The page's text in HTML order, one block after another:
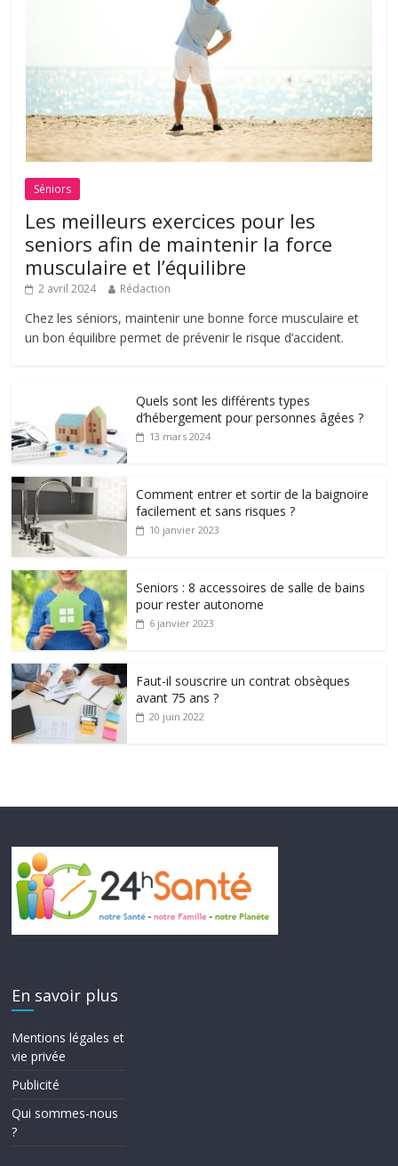
Séniors
Les meilleurs exercices pour les
seniors afin de maintenir la force
musculaire et l’équilibre
2 avril 2024 Rédaction
Chez les séniors, maintenir une bonne force musculaire et
un bon équilibre permet de prévenir le risque d’accident.
Quels sont les différents types
d’hébergement pour personnes âgées ?
13 mars 2024
Comment entrer et sortir de la baignoire
facilement et sans risques ?
10 janvier 2023
Seniors : 8 accessoires de salle de bains
pour rester autonome
6 janvier 2023
Faut-il souscrire un contrat obsèques
avant 75 ans ?
20 juin 2022
En savoir plus
Mentions légales et
vie privée
Publicité
Qui sommes-nous
?